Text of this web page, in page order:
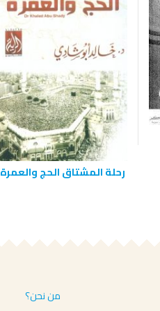
رحلة المشتاق الحج والعمرة
من نحن؟